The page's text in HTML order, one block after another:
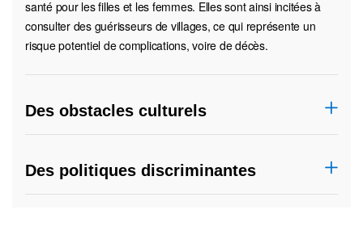
santé pour les filles et les femmes. Elles sont ainsi incitées à
consulter des guérisseurs de villages, ce qui représente un
risque potentiel de complications, voire de décès.
Des obstacles culturels
Des politiques discriminantes